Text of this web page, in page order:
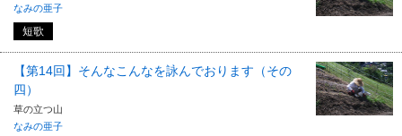
なみの亜子
短歌
【第14回】そんなこんなを詠んでおります（その
四）
草の立つ山
なみの亜子